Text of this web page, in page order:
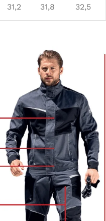
31,2 31,8 32,5